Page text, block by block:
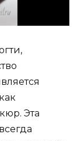
Эта